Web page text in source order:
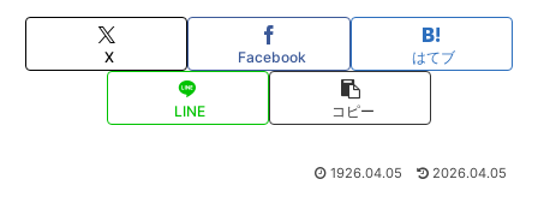
X Facebook はてブ
LINE コピー
1926.04.05 2026.04.05